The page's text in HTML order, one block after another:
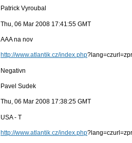
Patrick Vyroubal
Thu, 06 Mar 2008 17:41:55 GMT
AAA na nov
http://www.atlantik.cz/index.php
Negativn
Pavel Sudek
Thu, 06 Mar 2008 17:38:25 GMT
USA - T
http://www.atlantik.cz/index.php